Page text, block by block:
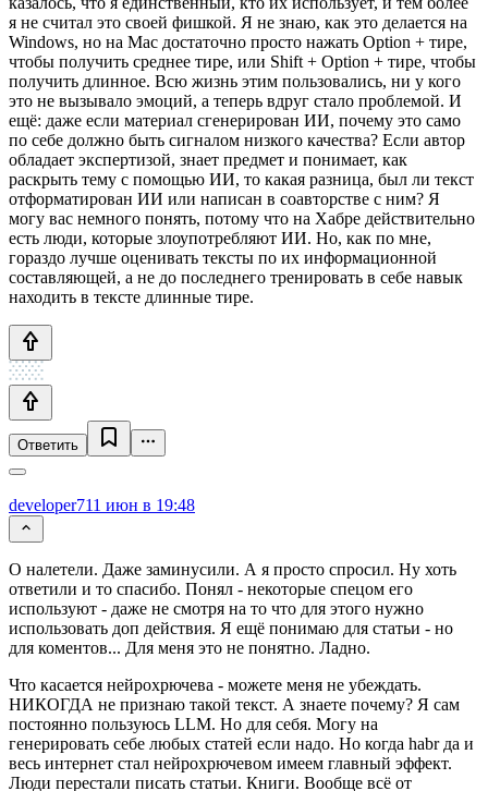
я не считал это своей фишкой. Я не знаю, как это делается на
Windows, но на Mac достаточно просто нажать Option + тире,
чтобы получить среднее тире, или Shift + Option + тире, чтобы
получить длинное. Всю жизнь этим пользовались, ни у кого
это не вызывало эмоций, а теперь вдруг стало проблемой. И
ещё: даже если материал сгенерирован ИИ, почему это само
по себе должно быть сигналом низкого качества? Если автор
обладает экспертизой, знает предмет и понимает, как
раскрыть тему с помощью ИИ, то какая разница, был ли текст
отформатирован ИИ или написан в соавторстве с ним? Я
могу вас немного понять, потому что на Хабре действительно
есть люди, которые злоупотребляют ИИ. Но, как по мне,
гораздо лучше оценивать тексты по их информационной
составляющей, а не до последнего тренировать в себе навык
находить в тексте длинные тире.
Ответить
developer711 июн в 19:48
О налетели. Даже заминусили. А я просто спросил. Ну хоть
ответили и то спасибо. Понял - некоторые спецом его
используют - даже не смотря на то что для этого нужно
использовать доп действия. Я ещё понимаю для статьи - но
для коментов... Для меня это не понятно. Ладно.
Что касается нейрохрючева - можете меня не убеждать.
НИКОГДА не признаю такой текст. А знаете почему? Я сам
постоянно пользуюсь LLM. Но для себя. Могу на
генерировать себе любых статей если надо. Но когда habr да и
весь интернет стал нейрохрючевом имеем главный эффект.
Люди перестали писать статьи. Книги. Вообще всё от